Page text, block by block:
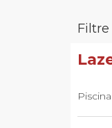
Papelaria
Sazonais
Filtre